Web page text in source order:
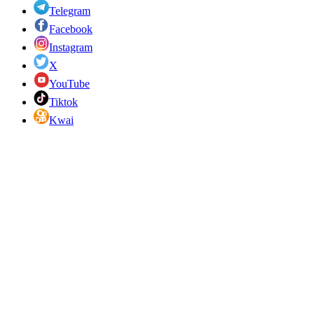
Telegram
Facebook
Instagram
X
YouTube
Tiktok
Kwai